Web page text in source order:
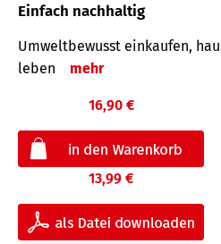
Einfach nachhaltig
Umweltbewusst einkaufen,
leben
mehr
16,90 €
13,99 €